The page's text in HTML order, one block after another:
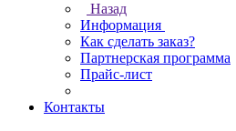
Назад
Информация
Как сделать заказ?
Партнерская программа
Прайс-лист
Контакты